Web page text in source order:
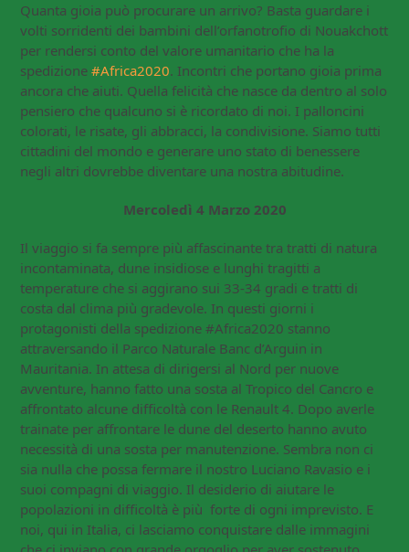
Quanta gioia può procurare un arrivo? Basta guardare i
volti sorridenti dei bambini dell’orfanotrofio di Nouakchott
per rendersi conto del valore umanitario che ha la
spedizione#Africa2020. Incontri che portano gioia prima
ancora che aiuti. Quella felicità che nasce da dentro al solo
pensiero che qualcuno si è ricordato di noi. I palloncini
colorati, le risate, gli abbracci, la condivisione. Siamo tutti
cittadini del mondo e generare uno stato di benessere
negli altri dovrebbe diventare una nostra abitudine.
Mercoledì 4 Marzo 2020
Il viaggio si fa sempre più affascinante tra tratti di natura
incontaminata, dune insidiose e lunghi tragitti a
temperature che si aggirano sui 33-34 gradi e tratti di
costa dal clima più gradevole. In questi giorni i
protagonisti della spedizione #Africa2020 stanno
attraversando il Parco Naturale Banc d’Arguin in
Mauritania. In attesa di dirigersi al Nord per nuove
avventure, hanno fatto una sosta al Tropico del Cancro e
affrontato alcune difficoltà con le Renault 4. Dopo averle
trainate per affrontare le dune del deserto hanno avuto
necessità di una sosta per manutenzione. Sembra non ci
sia nulla che possa fermare il nostro Luciano Ravasio e i
suoi compagni di viaggio. Il desiderio di aiutare le
popolazioni in difficoltà è più forte di ogni imprevisto. E
noi, qui in Italia, ci lasciamo conquistare dalle immagini